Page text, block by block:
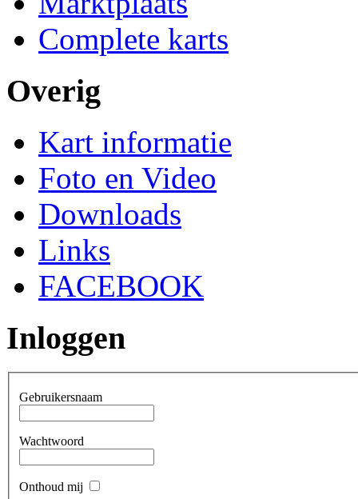
Complete karts
Overig
Kart informatie
Foto en Video
Downloads
Links
FACEBOOK
Inloggen
Gebruikersnaam
Wachtwoord
Onthoud mij